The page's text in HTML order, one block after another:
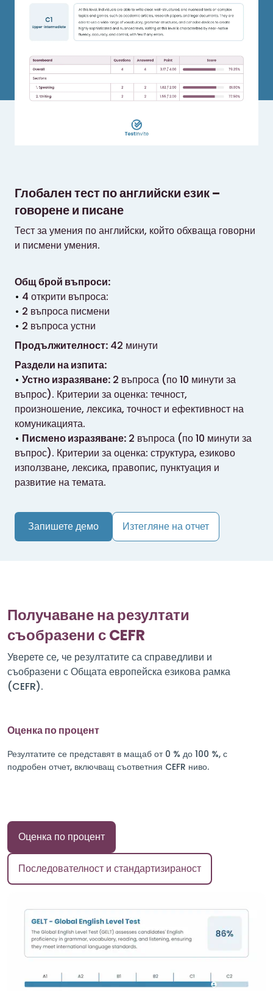
Глобален тест по английски език –
говорене и писане
Тест за умения по английски, който обхваща говорни
и писмени умения.
Общ брой въпроси:
4 открити въпроса:
2 въпроса писмени
2 въпроса устни
Продължителност: 42 минути
Раздели на изпита:
Устно изразяване: 2 въпроса (по 10 минути за
въпрос). Критерии за оценка: течност,
произношение, лексика, точност и ефективност на
комуникацията.
Писмено изразяване: 2 въпроса (по 10 минути за
въпрос). Критерии за оценка: структура, езиково
използване, лексика, правопис, пунктуация и
развитие на темата.
Запишете демо Изтегляне на отчет
Получаване на резултати
съобразени с CEFR
Уверете се, че резултатите са справедливи и
съобразени с Общата европейска езикова рамка
(CEFR).
Оценка по процент
Резултатите се представят в мащаб от 0 % до 100 %, с
подробен отчет, включващ съответния CEFR ниво.
Оценка по процент
Последователност и стандартизираност